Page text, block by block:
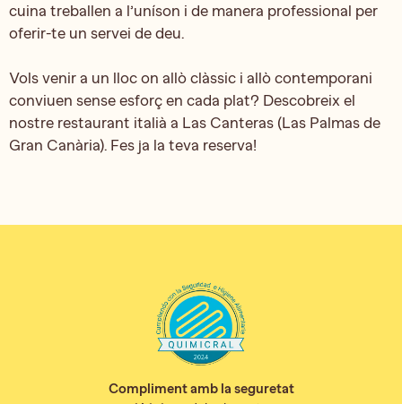
cuina treballen a l’uníson i de manera professional per
oferir-te un servei de deu.
Vols venir a un lloc on allò clàssic i allò contemporani
conviuen sense esforç en cada plat? Descobreix el
nostre restaurant italià a Las Canteras (Las Palmas de
Gran Canària). Fes ja la teva reserva!
Compliment amb la seguretat